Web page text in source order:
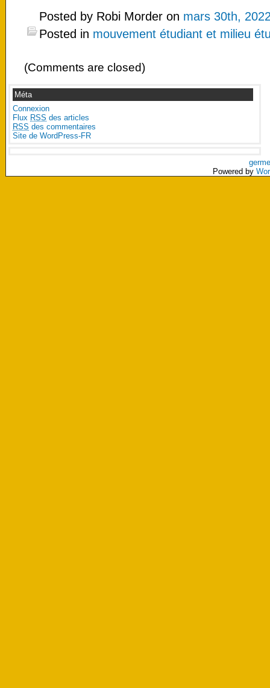
Posted by Robi Morder on mars 30th,
Posted in mouvement étudiant et milieu
(Comments are closed)
Méta
Connexion
Flux RSS des articles
RSS des commentaires
Site de WordPress-FR
Powered by